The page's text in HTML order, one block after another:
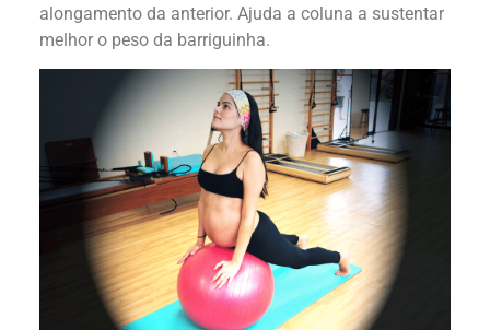
alongamento da anterior. Ajuda a coluna a sustentar
melhor o peso da barriguinha.